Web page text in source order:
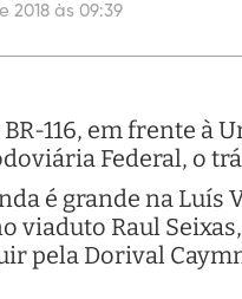
2018 às 09:39
116, em frente à
Federal, o
é grande na Luís
viaduto Raul
pela Dorival